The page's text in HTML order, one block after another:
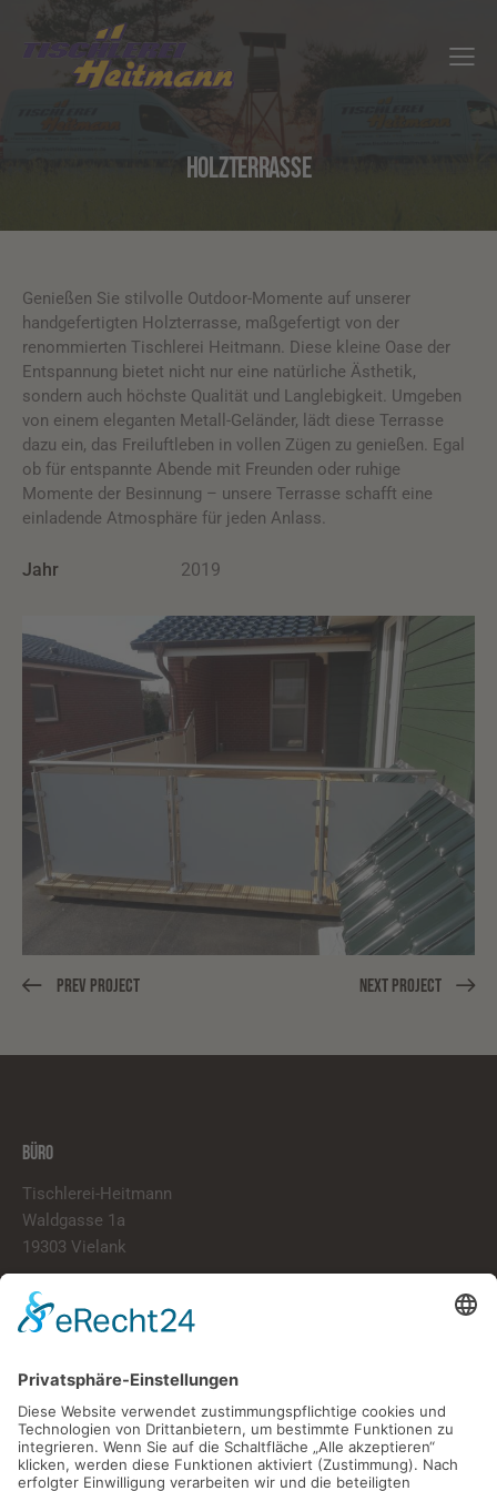
HOLZTERRASSE
Genießen Sie stilvolle Outdoor-Momente auf unserer
handgefertigten Holzterrasse, maßgefertigt von der
renommierten Tischlerei Heitmann. Diese kleine Oase der
Entspannung bietet nicht nur eine natürliche Ästhetik,
sondern auch höchste Qualität und Langlebigkeit. Umgeben
von einem eleganten Metall-Geländer, lädt diese Terrasse
dazu ein, das Freiluftleben in vollen Zügen zu genießen. Egal
ob für entspannte Abende mit Freunden oder ruhige
Momente der Besinnung – unsere Terrasse schafft eine
einladende Atmosphäre für jeden Anlass.
Jahr 2019
Prev Project Next Project
BÜRO
Tischlerei-Heitmann
Waldgasse 1a
19303 Vielank
038759/20020
LINKS
Start
Über Uns
Portfolio